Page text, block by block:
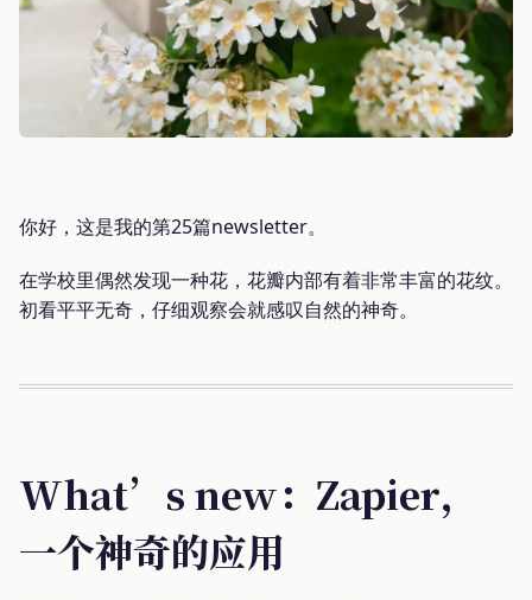
你好，这是我的第25篇newsletter。
在学校里偶然发现一种花，花瓣内部有着非常丰富的花纹。
初看平平无奇，仔细观察会就感叹自然的神奇。
What’s new：Zapier，
一个神奇的应用